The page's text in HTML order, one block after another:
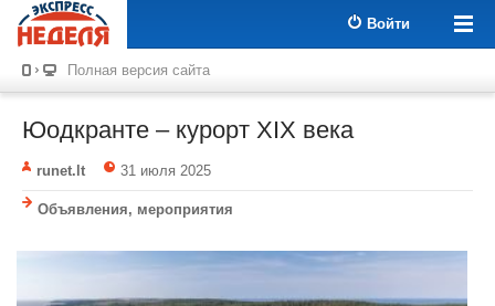
Войти
Полная версия сайта
Юодкранте – курорт XIX века
runet.lt 31 июля 2025
Объявления, мероприятия